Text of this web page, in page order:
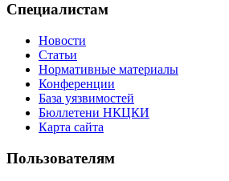
Специалистам
Новости
Статьи
Нормативные материалы
Конференции
База уязвимостей
Бюллетени НКЦКИ
Карта сайта
Пользователям